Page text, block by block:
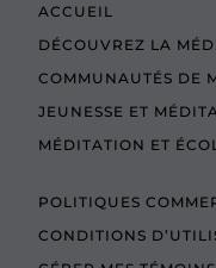
ACCUEIL
DÉCOUVREZ LA
COMMUNAUTÉS DE
JEUNESSE ET
MÉDITATION ET
POLITIQUES
CONDITIONS